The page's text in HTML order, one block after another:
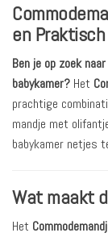
en Praktisch
Ben je op zoek
babykamer? Het
prachtige
mandje met
babykamer netjes
Wat maakt
Het